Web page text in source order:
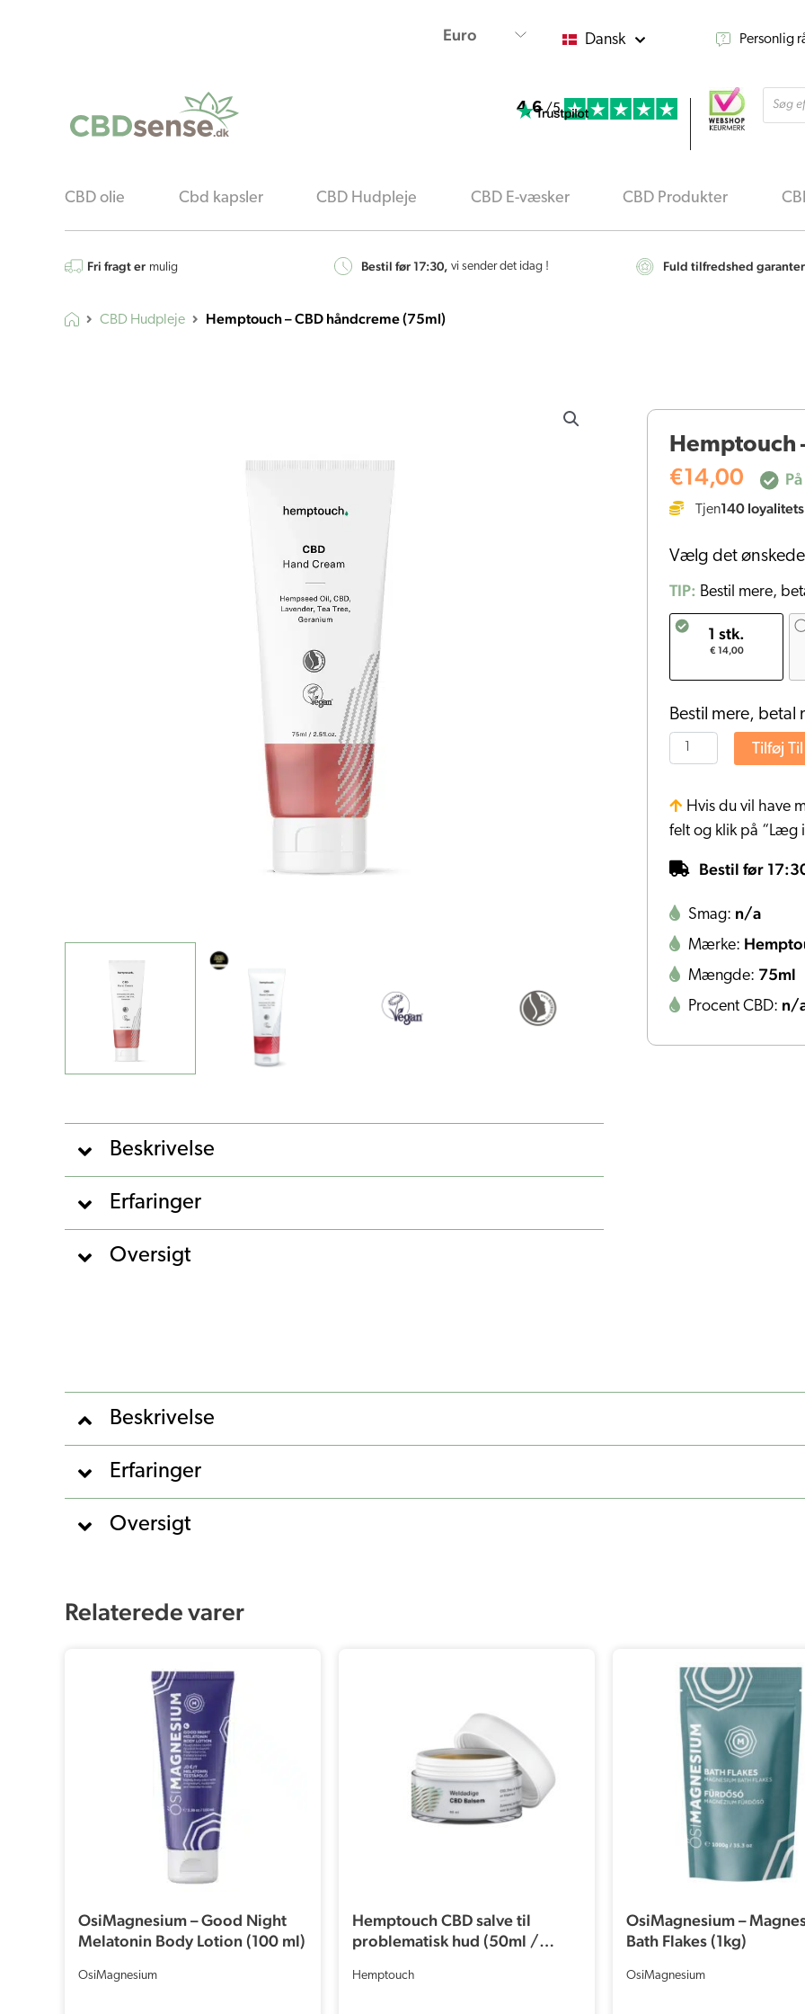
Dansk Personlig
4,6 /5
CBD olie Cbd kapsler CBD Hudpleje CBD E-væsker CBD Produkter
Fri fragt er mulig Bestil før 17:30, vi sender det idag ! Fuld tilfredshed
CBD Hudpleje Hemptouch – CBD håndcreme (75ml)
Beskrivelse
Erfaringer
Oversigt
Hemptouch
€14,00
Tjen140
Vælg det
TIP: Bestil mere,
1 stk.
€ 14,00
Bestil mere, betal
CBD
håndcreme
antal
Tilføj
Hvis du vil have
felt og klik på “Læg
Bestil før
Smag: n/a
Mærke:
Mængde: 75ml
Procent CBD: n/
Beskrivelse
Erfaringer
Oversigt
Relaterede varer
OsiMagnesium – Good Night
Melatonin Body Lotion (100 ml)
OsiMagnesium
Hemptouch CBD salve til
problematisk hud (50ml /
Hemptouch
OsiMagnesium –
Bath Flakes (1kg)
OsiMagnesium